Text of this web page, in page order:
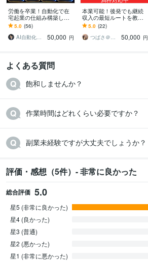
労働を卒業！自動化で在
宅起業の仕組み構築しま
す 脱！労働今日からあな
たも自由を！副業初心者/
おすすめ/スマホ
5.0 (56)
AI自動化▶︎3000万超
50,000 円
本業可能！後発でも継続
収入の最短ルートを教え
ます 家族にも誇れる正攻
法ネット副業で実現する
【継続収入構築】
5.0 (22)
つばさ＠副業ゼロイチコンサル
50,000 円
よくある質問
飽和しませんか？
作業時間はどれくらい必要ですか？
副業未経験ですが大丈夫でしょうか？
評価・感想（5件）- 非常に良かった
総合評価 5.0
星5 (非常に良かった)
星4 (良かった)
星3 (普通)
星2 (悪かった)
星1 (非常に悪かった)